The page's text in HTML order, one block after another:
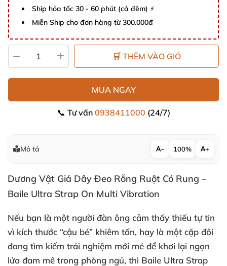
Ship hỏa tốc 30 - 60 phút (cả đêm) ⚡
Miễn Ship cho đơn hàng từ 300.000đ
🛒 THÊM VÀO GIỎ
MUA NGAY
📞 Tư vấn 0938411000 (24/7)
Mô tả − 100% +
Dương Vật Giả Dây Đeo Rỗng Ruột Có Rung –
Baile Ultra Strap On Multi Vibration
Nếu bạn là một người đàn ông cảm thấy thiếu tự tin
vì kích thước “cậu bé” khiêm tốn, hay là một cặp đôi
đang tìm kiếm trải nghiệm mới mẻ để khơi lại ngọn
lửa đam mê trong phòng ngủ, thì Baile Ultra Strap